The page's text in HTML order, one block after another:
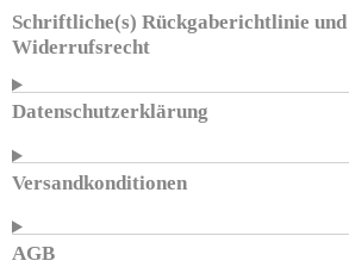
Schriftliche(s) Rückgaberichtlinie und
Widerrufsrecht
Datenschutzerklärung
Versandkonditionen
AGB